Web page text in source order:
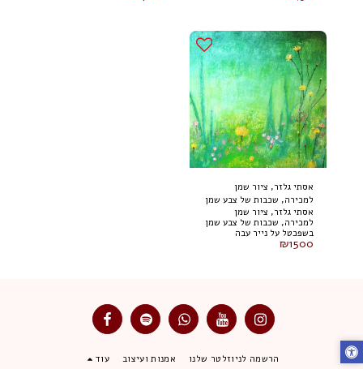
אסתי גלזר, ציור שמן
למכירה, שכבות של צבע שמן
בשפכטל על נייר עבה
במיוחד, 65 על 50 ס"מ
אסתי גלזר, ציור שמן
למכירה, שכבות של צבע שמן
בשפכטל על נייר עבה
במיוחד, 65 על 50 ס"מ
₪1500
הרשמה לניוזלטר שלנו אמנות ועיצוב עוד